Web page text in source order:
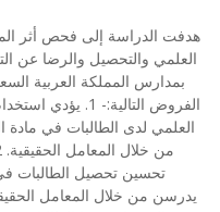
هدفت الدراسة إلى فحص أثر
العلمي والتحصيل والرضا عن
بمدارس المملكة العربية
الفروض التالية:-
العلمي لدى الطالبات في مادة
تحسين تحصيل الطالبات في